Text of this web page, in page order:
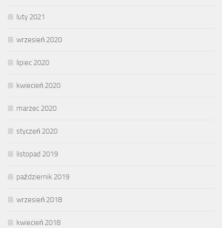
luty 2021
wrzesień 2020
lipiec 2020
kwiecień 2020
marzec 2020
styczeń 2020
listopad 2019
październik 2019
wrzesień 2018
kwiecień 2018